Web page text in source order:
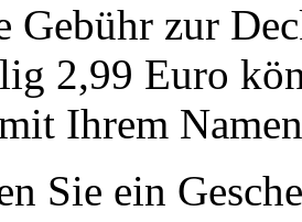
Gebühr zur
2,99 Euro
Ihrem
Sie ein